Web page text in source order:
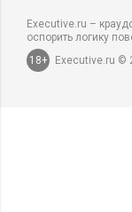
Executive.ru –
оспорить логику
18+
Executive.ru ©